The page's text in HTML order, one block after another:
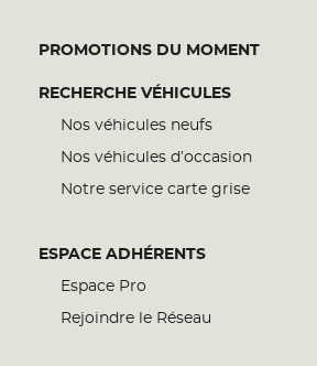
PROMOTIONS DU MOMENT
RECHERCHE VÉHICULES
Nos véhicules neufs
Nos véhicules d’occasion
Notre service carte grise
ESPACE ADHÉRENTS
Espace Pro
Rejoindre le Réseau